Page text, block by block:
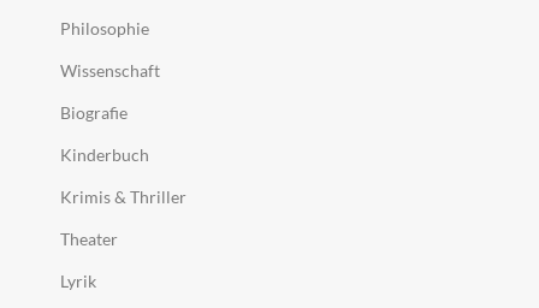
Philosophie
Wissenschaft
Biografie
Kinderbuch
Krimis & Thriller
Theater
Lyrik